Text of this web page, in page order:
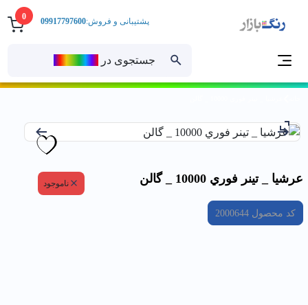
0
جستجوی در
پشتیبانی و فروش:09917797600
عرشيا _ تينر فوري 10000 _ گالن ناموجود
کد محصول2000644